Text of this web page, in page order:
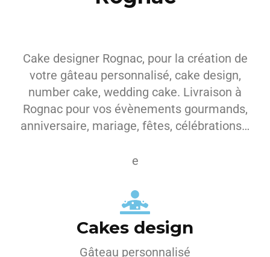
Cake designer Rognac, pour la création de
votre gâteau personnalisé, cake design,
number cake, wedding cake. Livraison à
Rognac pour vos évènements gourmands,
anniversaire, mariage, fêtes, célébrations…
e
Cakes design
Gâteau personnalisé